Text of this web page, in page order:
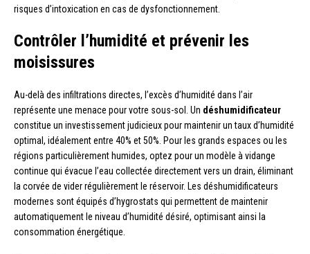
risques d’intoxication en cas de dysfonctionnement.
Contrôler l’humidité et prévenir les
moisissures
Au-delà des infiltrations directes, l’excès d’humidité dans l’air
représente une menace pour votre sous-sol. Un déshumidificateur
constitue un investissement judicieux pour maintenir un taux d’humidité
optimal, idéalement entre 40% et 50%. Pour les grands espaces ou les
régions particulièrement humides, optez pour un modèle à vidange
continue qui évacue l’eau collectée directement vers un drain, éliminant
la corvée de vider régulièrement le réservoir. Les déshumidificateurs
modernes sont équipés d’hygrostats qui permettent de maintenir
automatiquement le niveau d’humidité désiré, optimisant ainsi la
consommation énergétique.